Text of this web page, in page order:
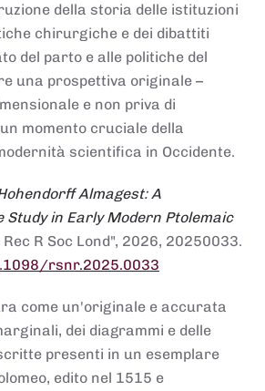
della storia delle istituzioni
chirurgiche e dei dibattiti
del parto e alle politiche del
una prospettiva originale –
e non priva di
momento cruciale della
scientifica in Occidente.
Almagest: A
Study in Early Modern Ptolemaic
Rec R Soc Lond", 2026, 20250033.
rsnr.2025.0033
come un'originale e accurata
dei diagrammi e delle
presenti in un esemplare
edito nel 1515 e